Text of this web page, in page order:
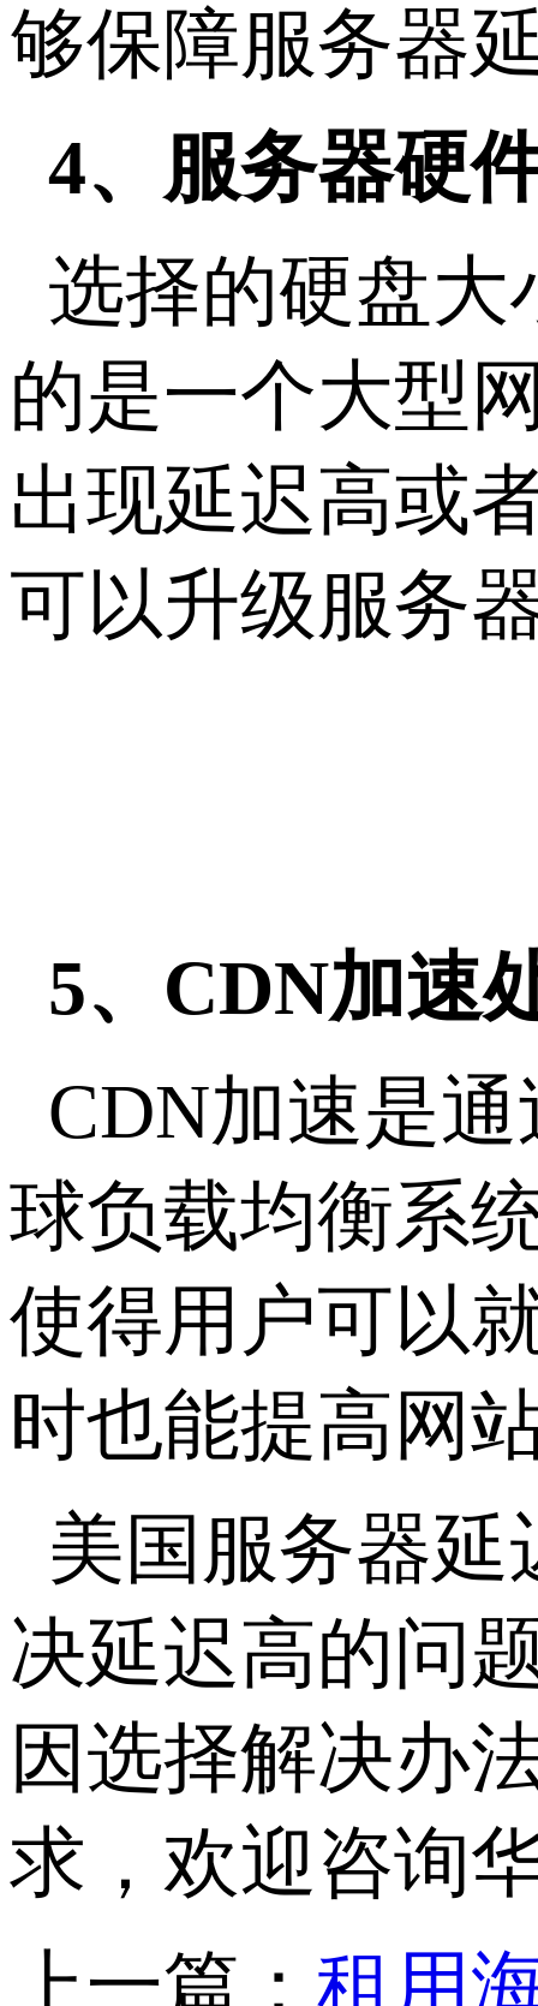
够保障服务器
4、服务器硬
选择的硬盘大
的是一个大型
出现延迟高或
可以升级服务
5、CDN加速
CDN加速是
球负载均衡系
使得用户可以
时也能提高网
美国服务器延
决延迟高的问
因选择解决办
求，欢迎咨询
上一篇： 租用